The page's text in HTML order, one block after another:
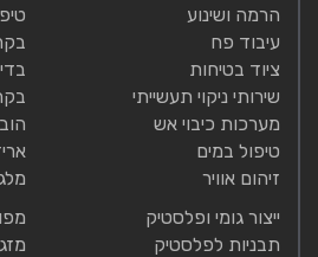
הרמה ושינוע
עיבוד פח
ציוד בטיחות
שירותי ניקוי תעשייתי
מערכות כיבוי אש
טיפול במים
זיהום אוויר
ייצור גומי ופלסטיק
תבניות לפלסטיק